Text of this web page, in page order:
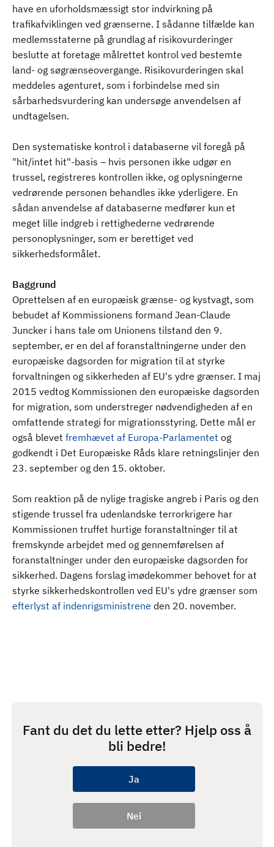
have en uforholdsmæssigt stor indvirkning på
trafikafviklingen ved grænserne. I sådanne tilfælde kan
medlemsstaterne på grundlag af risikovurderinger
beslutte at foretage målrettet kontrol ved bestemte
land- og søgrænseovergange. Risikovurderingen skal
meddeles agenturet, som i forbindelse med sin
sårbarhedsvurdering kan undersøge anvendelsen af
undtagelsen.
Den systematiske kontrol i databaserne vil foregå på
"hit/intet hit"-basis – hvis personen ikke udgør en
trussel, registreres kontrollen ikke, og oplysningerne
vedrørende personen behandles ikke yderligere. En
sådan anvendelse af databaserne medfører kun et
meget lille indgreb i rettighederne vedrørende
personoplysninger, som er berettiget ved
sikkerhedsformålet.
Baggrund
Oprettelsen af en europæisk grænse- og kystvagt, som
bebudet af Kommissionens formand Jean-Claude
Juncker i hans tale om Unionens tilstand den 9.
september, er en del af foranstaltningerne under den
europæiske dagsorden for migration til at styrke
forvaltningen og sikkerheden af EU's ydre grænser. I maj
2015 vedtog Kommissionen den europæiske dagsorden
for migration, som understreger nødvendigheden af en
omfattende strategi for migrationsstyring. Dette mål er
også blevet fremhævet af Europa-Parlamentet og
godkendt i Det Europæiske Råds klare retningslinjer den
23. september og den 15. oktober.
Som reaktion på de nylige tragiske angreb i Paris og den
stigende trussel fra udenlandske terrorkrigere har
Kommissionen truffet hurtige foranstaltninger til at
fremskynde arbejdet med og gennemførelsen af
foranstaltninger under den europæiske dagsorden for
sikkerhed. Dagens forslag imødekommer behovet for at
styrke sikkerhedskontrollen ved EU's ydre grænser som
efterlyst af indenrigsministrene den 20. november.
Fant du det du lette etter? Hjelp oss å
bli bedre!